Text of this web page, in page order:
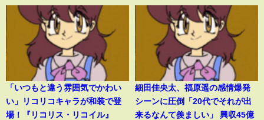
「いつもと違う雰囲気でかわい
い」リコリコキャラが和装で登
場！『リコリス・リコイル』
細田佳央太、福原遥の感情爆発
シーンに圧倒「20代でそれが出
来るなんて羨ましい」 興収45億